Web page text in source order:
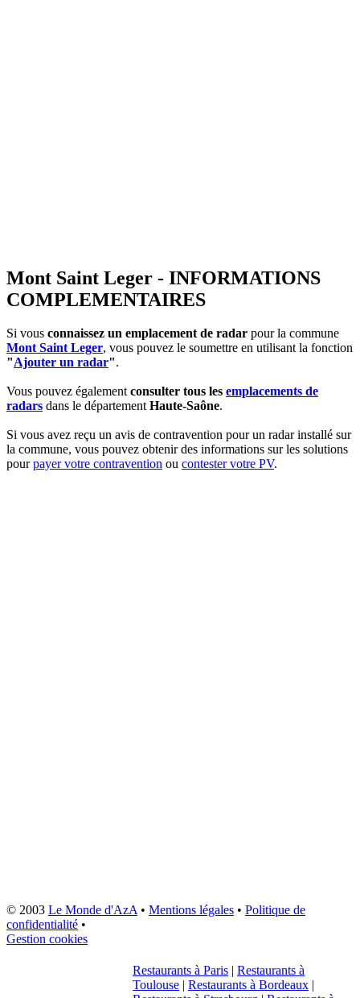
Mont Saint Leger - INFORMATIONS
COMPLEMENTAIRES
Si vous connaissez un emplacement de radar pour la commune
Mont Saint Leger, vous pouvez le soumettre en utilisant la fonction
"Ajouter un radar".
Vous pouvez égalementconsulter tous les emplacements de
radars dans le départementHaute-Saône.
Si vous avez reçu un avis de contravention pour un radar installé sur
la commune, vous pouvez obtenir des informations sur les solutions
pourpayer votre contravention ou contester votre PV.
© 2003 Le Monde d'AzA• Mentions légales • Politique de
confidentialité •
Gestion cookies
Restaurants à Paris | Restaurants à
Toulouse | Restaurants à Bordeaux |